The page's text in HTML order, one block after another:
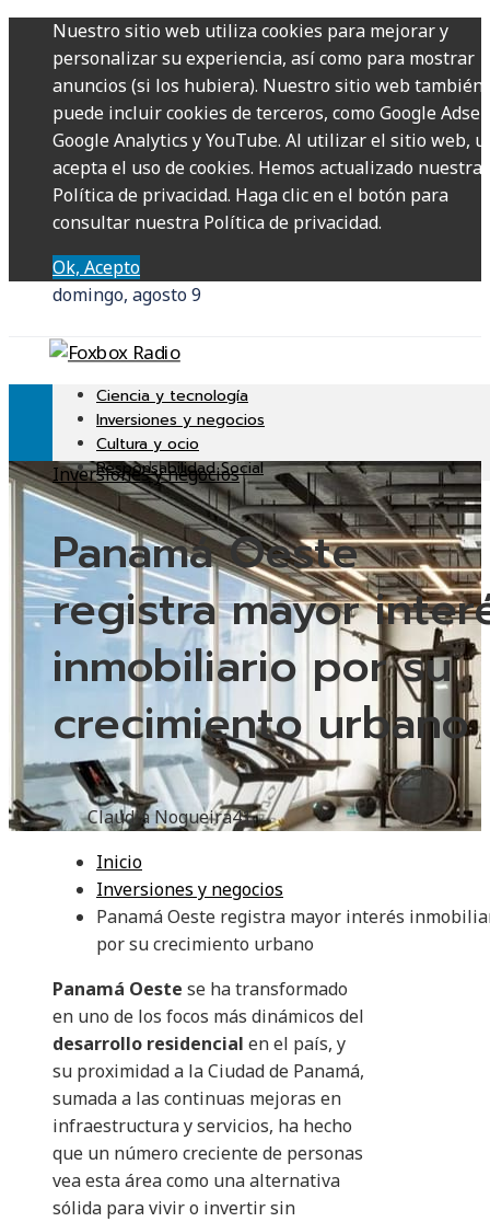
Nuestro sitio web utiliza cookies para mejorar y
personalizar su experiencia, así como para mostrar
anuncios (si los hubiera). Nuestro sitio web también
puede incluir cookies de terceros, como Google
Google Analytics y YouTube. Al utilizar el sitio web,
acepta el uso de cookies. Hemos actualizado nuestra
Política de privacidad. Haga clic en el botón para
consultar nuestra Política de privacidad.
Ok, Acepto
domingo, agosto 9
Ciencia y tecnología
Inversiones y negocios
Cultura y ocio
Responsabilidad Social
Inversiones y negocios
Panamá Oeste
registra mayor
inmobiliario por su
crecimiento urbano
Claudia Nogueira41
Inicio
Inversiones y negocios
Panamá Oeste registra mayor interés
por su crecimiento urbano
Panamá Oeste se ha transformado
en uno de los focos más dinámicos del
desarrollo residencial en el país, y
su proximidad a la Ciudad de Panamá,
sumada a las continuas mejoras en
infraestructura y servicios, ha hecho
que un número creciente de personas
vea esta área como una alternativa
sólida para vivir o invertir sin